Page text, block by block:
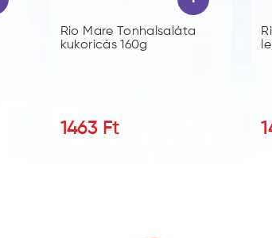
Rio Mare Tonhalsaláta
kukoricás 160g
1463Ft